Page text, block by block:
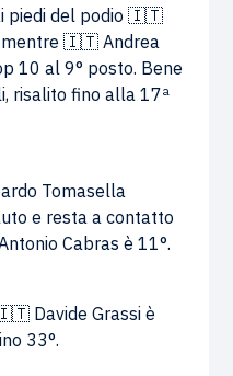
piedi del podio 🇮🇹
mentre 🇮🇹 Andrea
10 al 9° posto. Bene
risalito fino alla 17ª
Tomasella
e resta a contatto
Cabras è 11°.
Davide Grassi è
33°.